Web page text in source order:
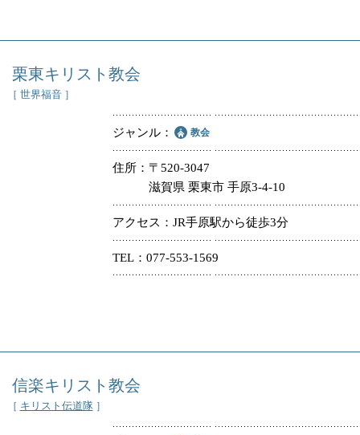
栗東キリスト教会
［ 世界福音 ］
ジャンル 教会
住所
〒520-3047
滋賀県 栗東市 手原3-4-10
アクセス JR手原駅から徒歩3分
TEL 077-553-1569
信楽キリスト教会
［ キリスト伝道隊］